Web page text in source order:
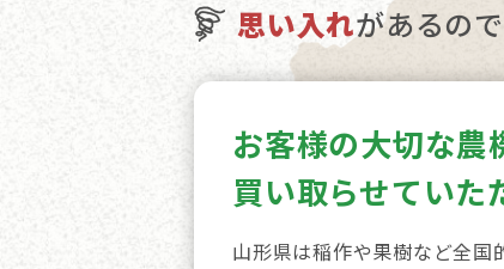
思い入れがあるので
お客様の大切な農
買い取らせていた
山形県は稲作や果樹など全国